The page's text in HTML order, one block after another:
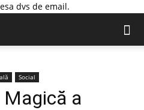
dvs de email.
Social
a